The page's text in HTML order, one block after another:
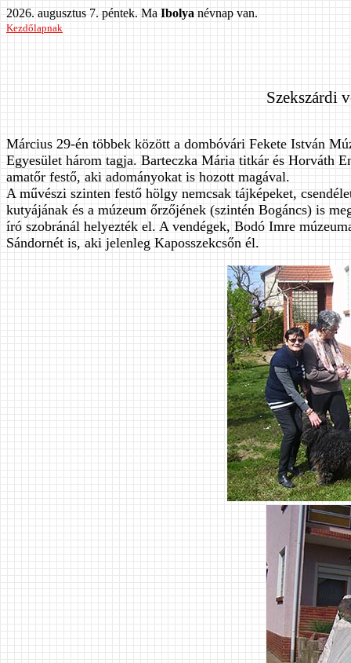
2026. augusztus 7. péntek. Ma Ibolya névnap van.
Kezdőlapnak
Szekszárdi
Március 29-én többek között a dombóvári Fekete István
Egyesület három tagja. Barteczka Mária titkár és Horváth
amatőr festő, aki adományokat is hozott magával.
A művészi szinten festő hölgy nemcsak tájképeket,
kutyájának és a múzeum őrzőjének (szintén Bogáncs) is
író szobránál helyezték el. A vendégek, Bodó Imre
Sándornét is, aki jelenleg Kaposszekcsőn él.